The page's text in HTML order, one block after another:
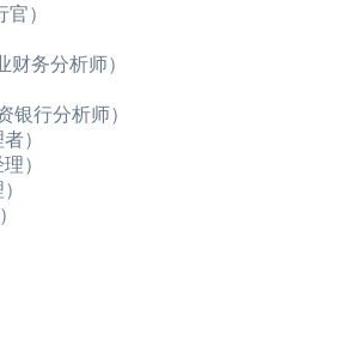
）
务分析师）
银行分析师）
）
）